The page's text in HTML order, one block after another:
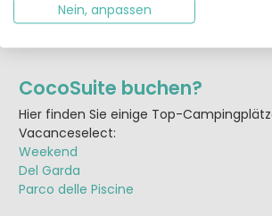
CocoSuite buchen?
Hier finden Sie einige Top-
Vacanceselect:
Weekend
Del Garda
Parco delle Piscine
Nein, anpassen